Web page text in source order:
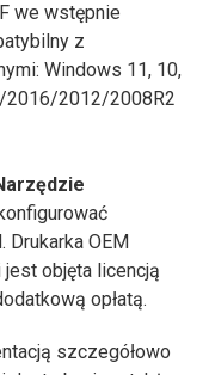
we wstępnie
z
Windows 11, 10,
2016/2012/2008R2
Drukarka OEM
objęta licencją
opłatą.
szczegółowo